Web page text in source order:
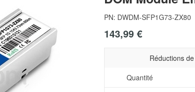
PN: DWDM-SFP1G73-ZX80
143,99 €
Réductions
Quantité